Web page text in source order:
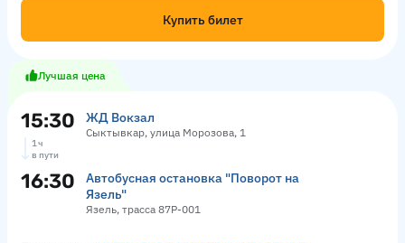
Купить билет
Лучшая цена
15:30 ЖД Вокзал
Сыктывкар, улица Морозова, 1
1 ч
в пути
16:30
Автобусная остановка "Поворот на
Язель"
Язель, трасса 87Р-001